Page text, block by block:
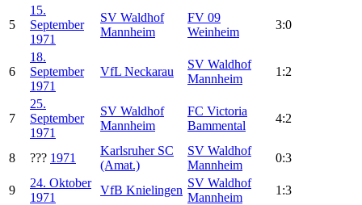
5
15.
September
1971
SV Waldhof
Mannheim
FV 09
Weinheim
3:0
6
18.
September
1971
VfL Neckarau
SV Waldhof
Mannheim
1:2
7
25.
September
1971
SV Waldhof
Mannheim
FC Victoria
Bammental
4:2
8 ??? 1971
Karlsruher SC
(Amat.)
SV Waldhof
Mannheim
0:3
9
24. Oktober
1971
VfB Knielingen
SV Waldhof
Mannheim
1:3